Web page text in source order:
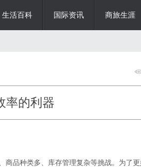
生活百科 国际资讯 商旅生涯
率的利器
商品种类多、库存管理复杂等挑战。为了